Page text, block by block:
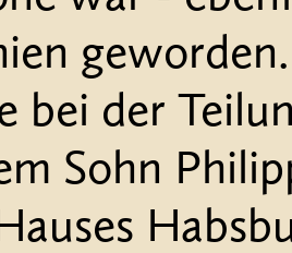
bei der
Sohn